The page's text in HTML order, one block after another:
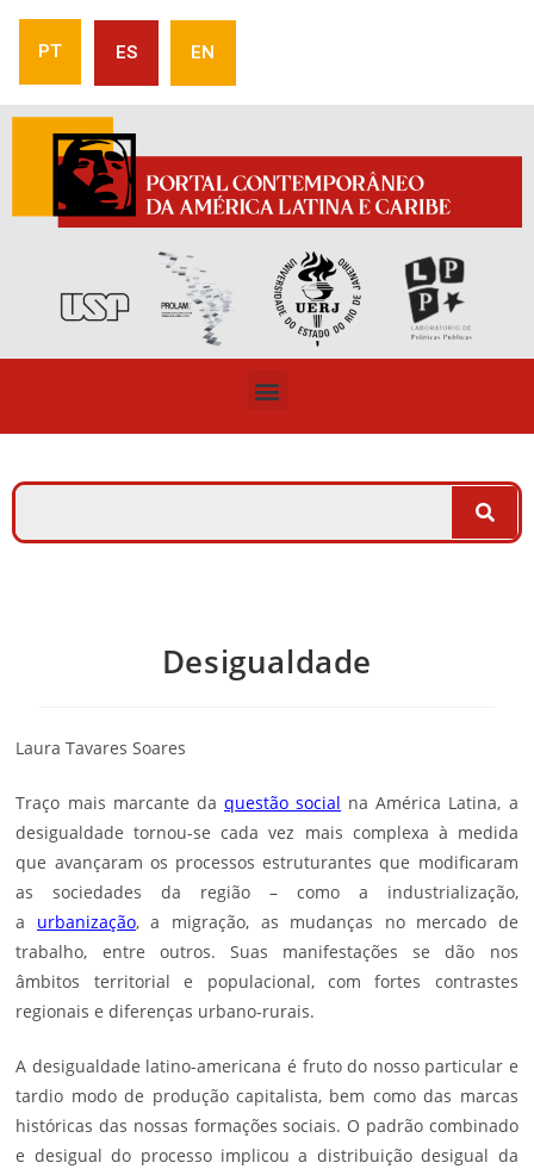
PT ES EN
Desigualdade
Laura Tavares Soares
Traço mais marcante da questão social na América Latina, a
desigualdade tornou-se cada vez mais complexa à medida
que avançaram os processos estruturantes que modificaram
as sociedades da região – como a industrialização,
a urbanização, a migração, as mudanças no mercado de
trabalho, entre outros. Suas manifestações se dão nos
âmbitos territorial e populacional, com fortes contrastes
regionais e diferenças urbano-rurais.
A desigualdade latino-americana é fruto do nosso particular e
tardio modo de produção capitalista, bem como das marcas
históricas das nossas formações sociais. O padrão combinado
e desigual do processo implicou a distribuição desigual da